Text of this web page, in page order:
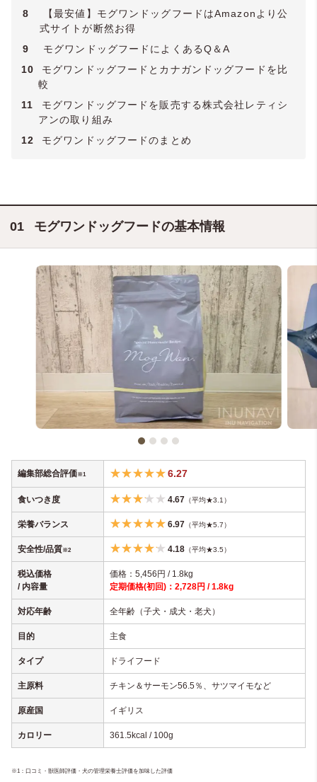
8
【最安値】モグワンドッグフードはAmazonより公
式サイトが断然お得
9
モグワンドッグフードによくあるQ＆A
10
モグワンドッグフードとカナガンドッグフードを比
較
11
モグワンドッグフードを販売する株式会社レティシ
アンの取り組み
12
モグワンドッグフードのまとめ
モグワンドッグフードの基本情報
編集部総合評価※1 6.27
食いつき度 4.67 （平均★3.1）
栄養バランス 6.97 （平均★5.7）
安全性/品質※2 4.18 （平均★3.5）
税込価格
/ 内容量
価格：5,456円 / 1.8kg
定期価格(初回)：2,728円 / 1.8kg
対応年齢 全年齢（子犬・成犬・老犬）
目的 主食
タイプ ドライフード
主原料 チキン＆サーモン56.5％、サツマイモなど
原産国 イギリス
カロリー 361.5kcal / 100g
※1：口コミ・獣医師評価・犬の管理栄養士評価を加味した評価